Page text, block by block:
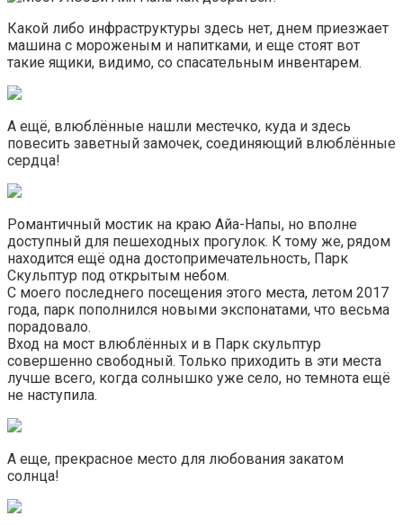
Какой либо инфраструктуры здесь нет, днем приезжает
машина с мороженым и напитками, и еще стоят вот
такие ящики, видимо, со спасательным инвентарем.
А ещё, влюблённые нашли местечко, куда и здесь
повесить заветный замочек, соединяющий влюблённые
сердца!
Романтичный мостик на краю Айа-Напы, но вполне
доступный для пешеходных прогулок. К тому же, рядом
находится ещё одна достопримечательность, Парк
Скульптур под открытым небом.
С моего последнего посещения этого места, летом 2017
года, парк пополнился новыми экспонатами, что весьма
порадовало.
Вход на мост влюблённых и в Парк скульптур
совершенно свободный. Только приходить в эти места
лучше всего, когда солнышко уже село, но темнота ещё
не наступила.
А еще, прекрасное место для любования закатом
солнца!